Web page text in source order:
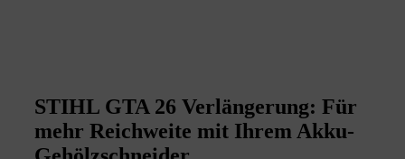
STIHL GTA 26 Verlängerung: Für
mehr Reichweite mit Ihrem Akku-